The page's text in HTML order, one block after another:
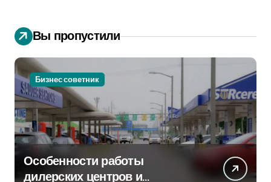
Вы пропустили
Бизнес советник
Особенности работы
дилерских центров и